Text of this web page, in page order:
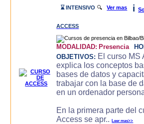
⌛ INTENSIVO 🔍Ver mas i
ACCESS
MODALIDAD: Presencia
OBJETIVOS: El curso MS
explica los conceptos
bases de datos y
trabajar con la base de
en un ordenador
En la primera parte del
Access se apr..Leer mas>>